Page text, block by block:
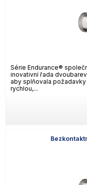
Série Endurance®
inovativní řada
aby splňovala
rychlou,...